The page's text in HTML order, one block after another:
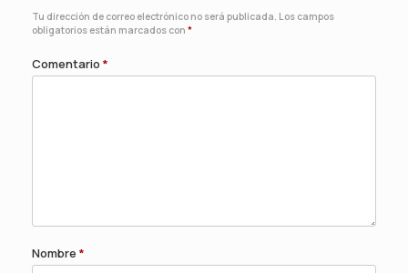
Tu dirección de correo electrónico no será publicada. Los campos
obligatorios están marcados con *
Comentario *
Nombre *